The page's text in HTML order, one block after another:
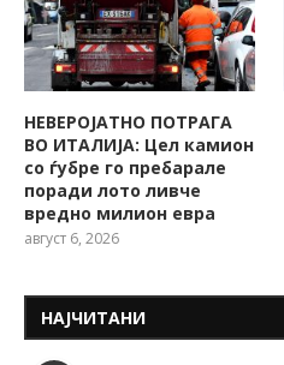
НЕВЕРОЈАТНО ПОТРАГА
ВО ИТАЛИЈА: Цел камион
со ѓубре го пребарале
поради лото ливче
вредно милион евра
август 6, 2026
НАЈЧИТАНИ